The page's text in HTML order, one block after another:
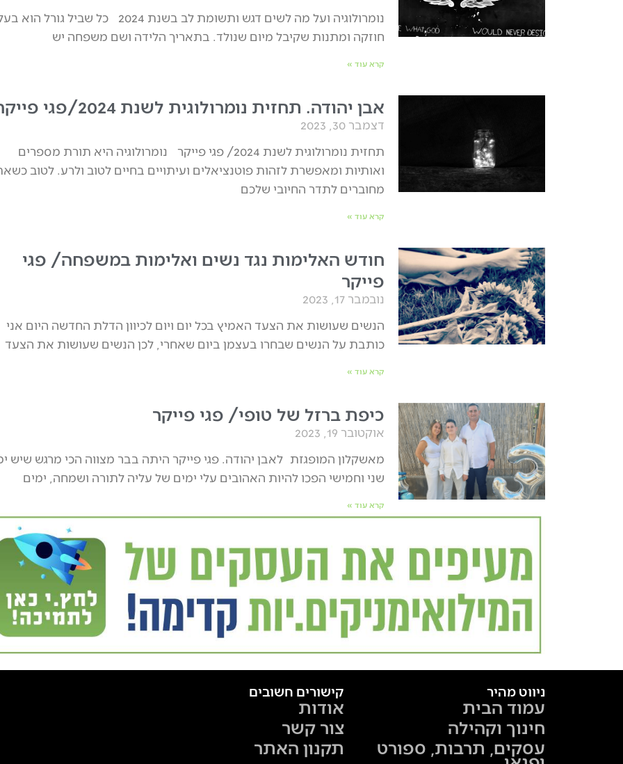
נומרולוגיה ועל מה לשים דגש ותשומת לב בשנת 2024 כל שביל גורל הוא
חוזקה ומתנות שקיבל מיום שנולד. בתאריך הלידה ושם משפחה יש
קרא עוד »
אבן יהודה. תחזית נומרולוגית לשנת 2024/פגי פייקר
דצמבר 30, 2023
תחזית נומרולוגית לשנת 2024/ פגי פייקר נומרולוגיה היא תורת מספרים
ואותיות ומאפשרת לזהות פוטנציאלים ועיתויים בחיים לטוב ולרע. לטוב
מחוברים לתדר החיובי שלכם
קרא עוד »
חודש האלימות נגד נשים ואלימות במשפחה/ פגי
פייקר
נובמבר 17, 2023
הנשים שעושות את הצעד האמיץ בכל יום ויום לכיוון הדלת החדשה היום אני
כותבת על הנשים שבחרו בעצמן ביום שאחרי, לכן הנשים שעושות את הצעד
קרא עוד »
כיפת ברזל של טופי/ פגי פייקר
אוקטובר 19, 2023
מאשקלון המופגזת לאבן יהודה. פגי פייקר היתה בבר מצווה הכי מרגש שיש
שני וחמישי הפכו להיות האהובים עלי ימים של עליה לתורה ושמחה, ימים
קרא עוד »
ניווט מהיר
עמוד הבית
חינוך וקהילה
עסקים, תרבות, ספורט
קישורים חשובים
אודות
צור קשר
תקנון האתר